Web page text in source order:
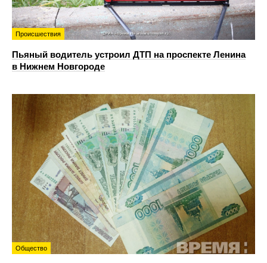
Происшествия
Пьяный водитель устроил ДТП на проспекте Ленина
в Нижнем Новгороде
Общество